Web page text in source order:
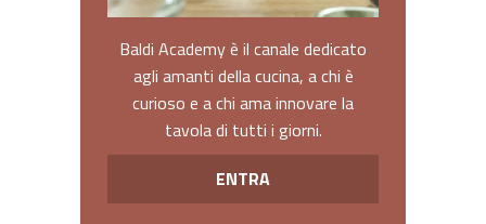
Baldi Academy è il canale dedicato
agli amanti della cucina, a chi è
curioso e a chi ama innovare la
tavola di tutti i giorni.
ENTRA